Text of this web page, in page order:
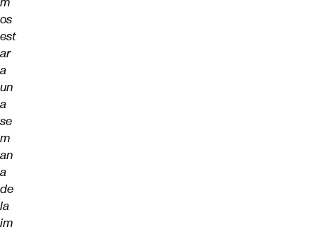
os
est
ar
a
un
a
se
m
an
a
de
la
im